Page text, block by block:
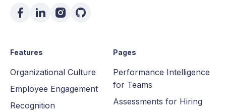
Features
Organizational Culture
Employee Engagement
Recognition
Pages
Performance Intelligence
for Teams
Assessments for Hiring